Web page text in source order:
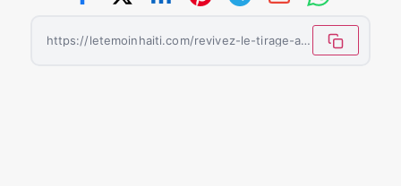
https://letemoinhaiti.com/revivez-le-tirage-au-sort-de-la-ligue-des-champions-2023-2024/